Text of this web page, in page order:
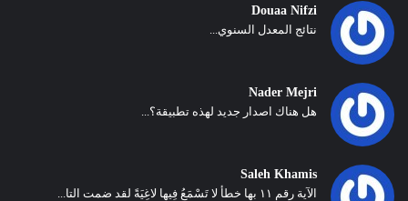
Douaa Nifzi
نتائج المعدل السنوي...
Nader Mejri
هل هناك اصدار جديد لهذه تطبيقة؟...
Saleh Khamis
الآية رقم ١١ بها خطأ لا تَسْمَعُ فِيها لاغِيَةً لقد ضمت التا...